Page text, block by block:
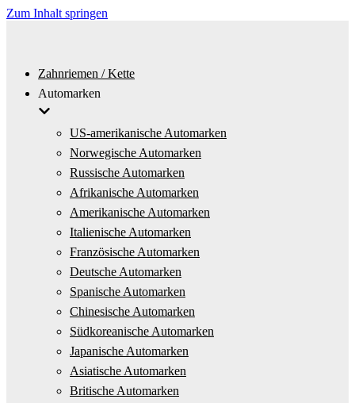
Zum Inhalt springen
Zahnriemen / Kette
Automarken
US-amerikanische Automarken
Norwegische Automarken
Russische Automarken
Afrikanische Automarken
Amerikanische Automarken
Italienische Automarken
Französische Automarken
Deutsche Automarken
Spanische Automarken
Chinesische Automarken
Südkoreanische Automarken
Japanische Automarken
Asiatische Automarken
Britische Automarken